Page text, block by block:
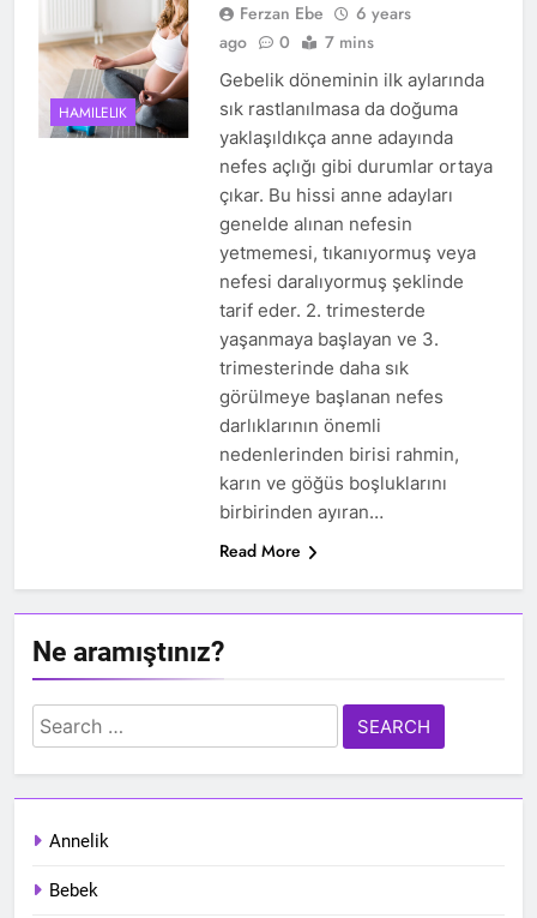
HAMILELIK
Ferzan Ebe
6 years
ago
0 7 mins
Gebelik döneminin ilk aylarında
sık rastlanılmasa da doğuma
yaklaşıldıkça anne adayında
nefes açlığı gibi durumlar ortaya
çıkar. Bu hissi anne adayları
genelde alınan nefesin
yetmemesi, tıkanıyormuş veya
nefesi daralıyormuş şeklinde
tarif eder. 2. trimesterde
yaşanmaya başlayan ve 3.
trimesterinde daha sık
görülmeye başlanan nefes
darlıklarının önemli
nedenlerinden birisi rahmin,
karın ve göğüs boşluklarını
birbirinden ayıran…
Read More
Ne aramıştınız?
Search
for:
Annelik
Bebek